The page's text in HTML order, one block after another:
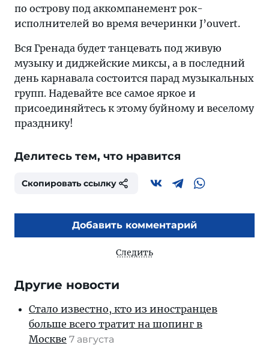
по острову под аккомпанемент рок-
исполнителей во время вечеринки J’ouvert.
Вся Гренада будет танцевать под живую
музыку и диджейские миксы, а в последний
день карнавала состоится парад музыкальных
групп. Надевайте все самое яркое и
присоединяйтесь к этому буйному и веселому
празднику!
Делитесь тем, что нравится
Скопировать ссылку
Добавить комментарий
Следить
Другие новости
Стало известно, кто из иностранцев
больше всего тратит на шопинг в
Москве 7 августа